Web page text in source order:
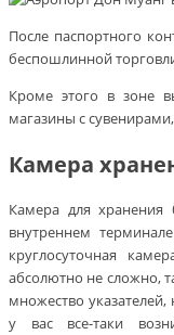
После паспортного
беспошлинной
Кроме этого в зоне
магазины с
Камера
Камера для
внутреннем
круглосуточная
абсолютно не сложно,
множество
у вас все-таки